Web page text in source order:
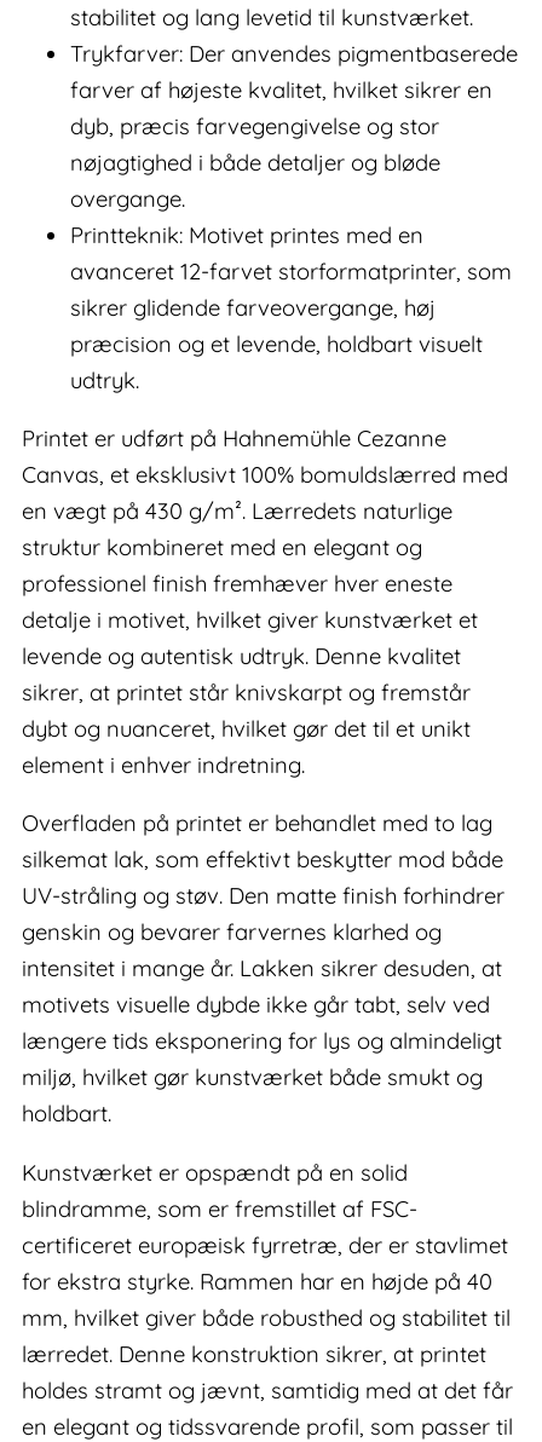
stabilitet og lang levetid til kunstværket.
Trykfarver: Der anvendes pigmentbaserede
farver af højeste kvalitet, hvilket sikrer en
dyb, præcis farvegengivelse og stor
nøjagtighed i både detaljer og bløde
overgange.
Printteknik: Motivet printes med en
avanceret 12-farvet storformatprinter, som
sikrer glidende farveovergange, høj
præcision og et levende, holdbart visuelt
udtryk.
Printet er udført på Hahnemühle Cezanne
Canvas, et eksklusivt 100% bomuldslærred med
en vægt på 430 g/m². Lærredets naturlige
struktur kombineret med en elegant og
professionel finish fremhæver hver eneste
detalje i motivet, hvilket giver kunstværket et
levende og autentisk udtryk. Denne kvalitet
sikrer, at printet står knivskarpt og fremstår
dybt og nuanceret, hvilket gør det til et unikt
element i enhver indretning.
Overfladen på printet er behandlet med to lag
silkemat lak, som effektivt beskytter mod både
UV-stråling og støv. Den matte finish forhindrer
genskin og bevarer farvernes klarhed og
intensitet i mange år. Lakken sikrer desuden, at
motivets visuelle dybde ikke går tabt, selv ved
længere tids eksponering for lys og almindeligt
miljø, hvilket gør kunstværket både smukt og
holdbart.
Kunstværket er opspændt på en solid
blindramme, som er fremstillet af FSC-
certificeret europæisk fyrretræ, der er stavlimet
for ekstra styrke. Rammen har en højde på 40
mm, hvilket giver både robusthed og stabilitet til
lærredet. Denne konstruktion sikrer, at printet
holdes stramt og jævnt, samtidig med at det får
en elegant og tidssvarende profil, som passer til